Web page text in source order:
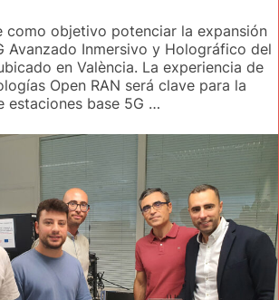
como objetivo potenciar la expansión
Avanzado Inmersivo y Holográfico del
en València. La experiencia de
Open RAN será clave para la
estaciones base 5G …